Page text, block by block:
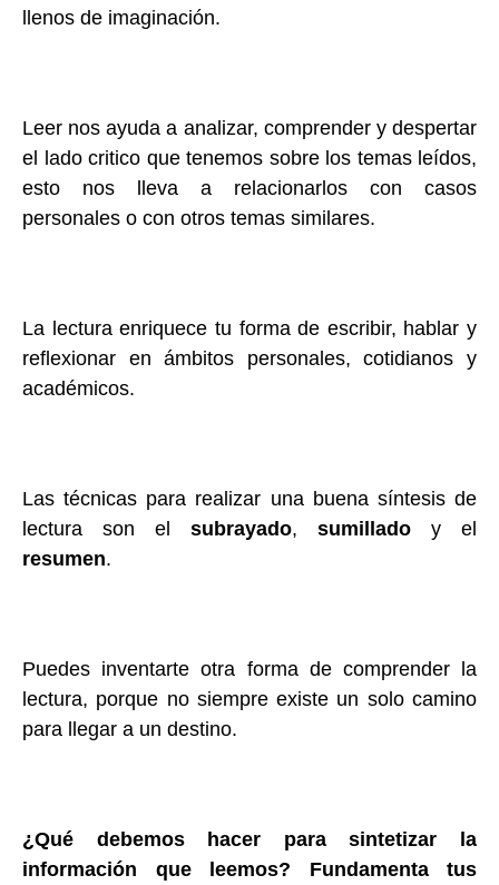
llenos de imaginación.
Leer nos ayuda a analizar, comprender y despertar
el lado critico que tenemos sobre los temas leídos,
esto nos lleva a relacionarlos con casos
personales o con otros temas similares.
La lectura enriquece tu forma de escribir, hablar y
reflexionar en ámbitos personales, cotidianos y
académicos.
Las técnicas para realizar una buena síntesis de
lectura son el subrayado, sumillado y el
resumen.
Puedes inventarte otra forma de comprender la
lectura, porque no siempre existe un solo camino
para llegar a un destino.
¿Qué debemos hacer para sintetizar la
información que leemos? Fundamenta tus